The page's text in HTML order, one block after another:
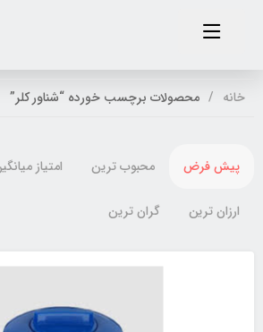
خانه محصولات برچسب خورده “شناور کلر”
پیش فرض محبوب ترین امتیاز میانگین
ارزان ترین گران ترین